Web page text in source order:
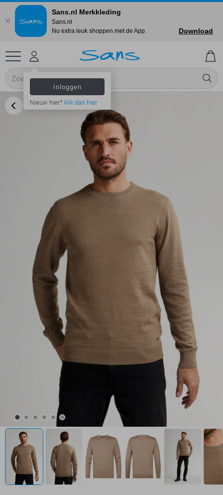
Inloggen
Nieuw hier? klik dan hier
Sans.nl Merkkleding
Sans.nl
Nu extra leuk shoppen met de App.
Download